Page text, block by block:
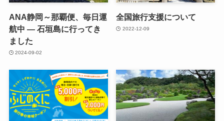
ANA静岡～那覇便、毎日運
航中 — 石垣島に行ってき
ました
2024-09-02
全国旅行支援について
2022-12-09